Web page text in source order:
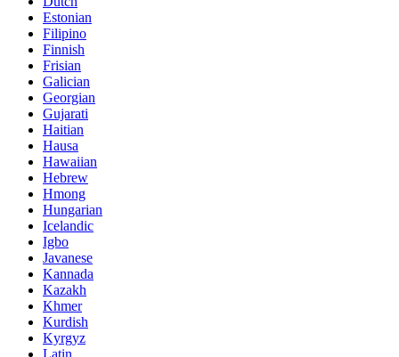
Estonian
Filipino
Finnish
Frisian
Galician
Georgian
Gujarati
Haitian
Hausa
Hawaiian
Hebrew
Hmong
Hungarian
Icelandic
Igbo
Javanese
Kannada
Kazakh
Khmer
Kurdish
Kyrgyz
Latin